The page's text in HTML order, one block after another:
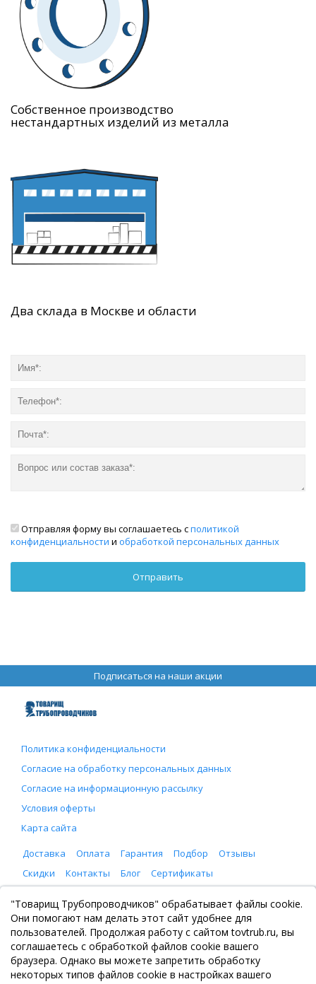
Собственное производство
нестандартных изделий из металла
Два склада в Москве и области
Отправляя форму вы соглашаетесь сполитикой
конфиденциальности и обработкой персональных данных
Подписаться на наши акции
Политика конфиденциальности
Согласие на обработку персональных данных
Согласие на информационную рассылку
Условия оферты
Карта сайта
Доставка
Оплата Гарантия Подбор
Отзывы
Скидки
Контакты Блог Сертификаты
ООО "Товарищ Трубопроводчиков"
Москва, Рязанский проспект 8, с. 2
+7 (495) 065-46-75
zakaz@tovtrub.ru
09:00-17:00 ПН-ПТ
Склад: Москва, Рязанский проспект 8, с. 2
"Товарищ Трубопроводчиков" обрабатывает файлы cookie.
Они помогают нам делать этот сайт удобнее для
пользователей. Продолжая работу с сайтом tovtrub.ru, вы
соглашаетесь с обработкой файлов cookie вашего
браузера. Однако вы можете запретить обработку
некоторых типов файлов cookie в настройках вашего